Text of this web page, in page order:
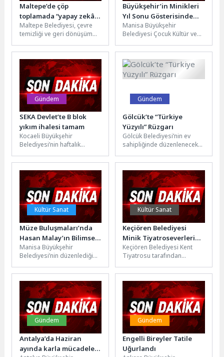
Maltepe’de çöp
toplamada “yapay zekâ”
desteği artırılıyor
Maltepe Belediyesi, çevre
temizliği ve geri dönüşüm
sunduğu imkânlardan
yararlanarak hizmet
kalitesini artırmaya...
Büyükşehir’in Minikleri
Yıl Sonu Gösterisinde
Alkış Topladı
Manisa Büyükşehir
Belediyesi Çocuk Kültür ve
alan öğrenciler, Atatürk Kent
Parkı Amfi...
Gündem
SEKA Devlet’te B blok
yıkım ihalesi tamam
Kocaeli Büyükşehir
Belediyesi’nin haftalık
Devlet Hastanesi B blokunun
yıkım ihalesi gündeme
geldi....
Gündem
Gölcük’te “Türkiye
Yüzyılı” Rüzgarı
Gölcük Belediyesi’nin ev
sahipliğinde düzenlenecek
Vizyonu" konulu program,
devletin zirvesinden önemli
isimleri...
Kültür Sanat
Müze Buluşmaları’nda
Hasan Malay’ın Bilimsel
Mirası Konuşuldu
Manisa Büyükşehir
Belediyesi’nin düzenlediği
kapsamında gerçekleştirilen
‘Toprağın Belleği’ başlıklı
söyleşide, Prof. Dr. Cumhur...
Kültür Sanat
Keçiören Belediyesi
Minik Tiyatroseverleri
“Cesur Balık” ile
Buluşturdu
Keçiören Belediyesi Kent
Tiyatrosu tarafından
tiyatro gösterisi, Necip Fazıl
Kısakürek Tiyatro...
Gündem
Antalya’da Haziran
ayında karla mücadele
Gündem
Engelli Bireyler Tatile
Uğurlandı